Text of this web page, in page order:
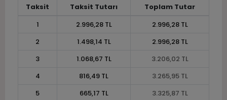
Taksit Taksit Tutarı
Toplam Tutar
1
2.996,28 TL
2.996,28 TL
2
1.498,14 TL
2.996,28 TL
3
1.068,67 TL
3.206,02 TL
4
816,49 TL
3.265,95 TL
5
665,17 TL
3.325,87 TL